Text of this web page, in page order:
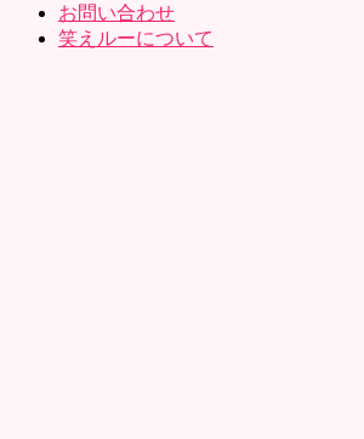
お問い合わせ
笑えルーについて